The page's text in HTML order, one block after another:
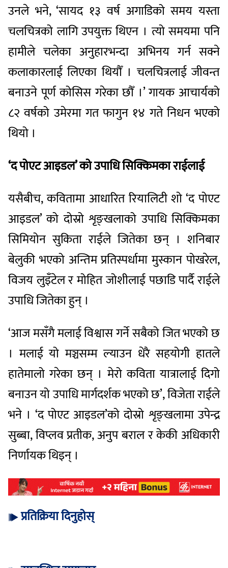
उनले भने, ‘सायद १३ वर्ष अगाडिको समय यस्ता
चलचित्रको लागि उपयुक्त थिएन । त्यो समयमा पनि
हामीले चलेका अनुहारभन्दा अभिनय गर्न सक्ने
कलाकारलाई लिएका थियौँ । चलचित्रलाई जीवन्त
बनाउने पूर्ण कोसिस गरेका छौँ ।’ गायक आचार्यको
८२ वर्षको उमेरमा गत फागुन १४ गते निधन भएको
थियो ।
‘द पोएट आइडल’ को उपाधि सिक्किमका राईलाई
यसैबीच, कवितामा आधारित रियालिटी शो ‘द पोएट
आइडल’ को दोस्रो शृङ्खलाको उपाधि सिक्किमका
सिमियोन सुकिता राईले जितेका छन् । शनिबार
बेलुकी भएको अन्तिम प्रतिस्पर्धामा मुस्कान पोखरेल,
विजय लुइँटेल र मोहित जोशीलाई पछाडि पार्दै राईले
उपाधि जितेका हुन् ।
‘आज मसँगै मलाई विश्वास गर्ने सबैको जित भएको छ
। मलाई यो मञ्चसम्म ल्याउन धेरै सहयोगी हातले
हातेमालो गरेका छन् । मेरो कविता यात्रालाई दिगो
बनाउन यो उपाधि मार्गदर्शक भएको छ’, विजेता राईले
भने । ‘द पोएट आइडल’को दोस्रो शृङ्खलामा उपेन्द्र
सुब्बा, विप्लव प्रतीक, अनुप बराल र केकी अधिकारी
निर्णायक थिइन् ।
प्रतिक्रिया दिनुहोस्